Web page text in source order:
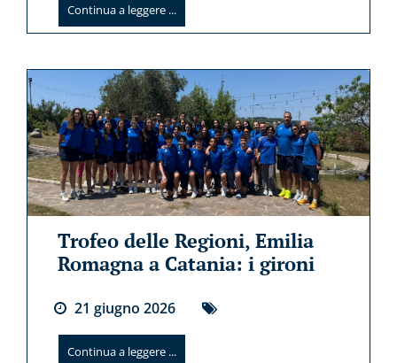
Continua a leggere ...
Trofeo delle Regioni, Emilia
Romagna a Catania: i gironi
21 giugno 2026
Continua a leggere ...